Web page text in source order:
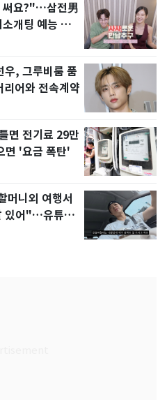
써요?"…삼전男
개팅 예능 화
우, 그루비룸 품
어와 전속계약
면 전기료 29만
'요금 폭탄'
머니외 여행서
있어"…유튜브